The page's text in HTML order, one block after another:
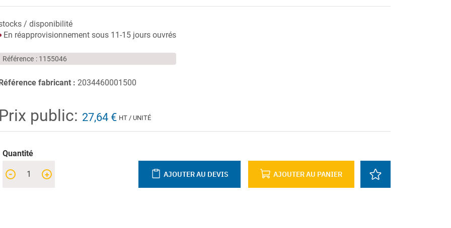
/ disponibilité
En réapprovisionnement sous 11-15 jours ouvrés
Référence 1155046
fabricant : 2034460001500
Prix public: 27,64 € HT / UNITÉ
Quantité
+
- AJOUTER AU PANIER
AJOUTER AU DEVIS